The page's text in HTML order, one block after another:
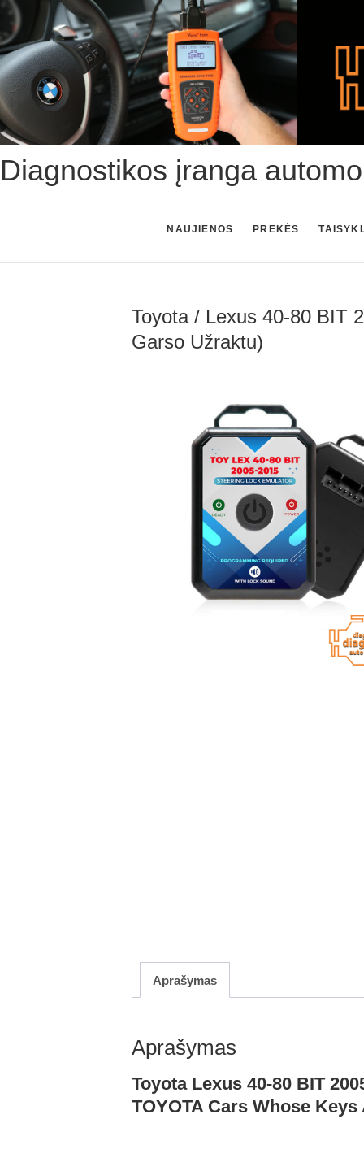
Skip
to
content
Diagnostikos įranga
NAUJIENOS PREKĖS
Toyota / Lexus 40-80 BIT
Garso Užraktu)
Aprašymas
Aprašymas
Toyota Lexus 40-80 BIT
TOYOTA Cars Whose